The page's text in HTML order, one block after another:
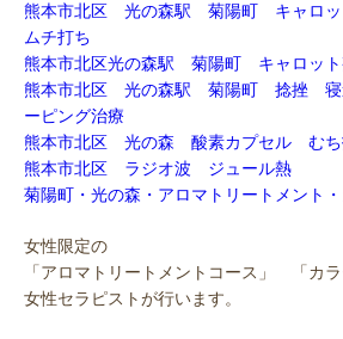
熊本市北区 光の森駅 菊陽町 キャロ
ムチ打ち
熊本市北区光の森駅 菊陽町 キャロッ
熊本市北区 光の森駅 菊陽町 捻挫
ーピング治療
熊本市北区 光の森 酸素カプセル む
熊本市北区 ラジオ波 ジュール熱
菊陽町・光の森・アロマトリートメント
女性限定の
「アロマトリートメントコース」 「カラ
女性セラピストが行います。